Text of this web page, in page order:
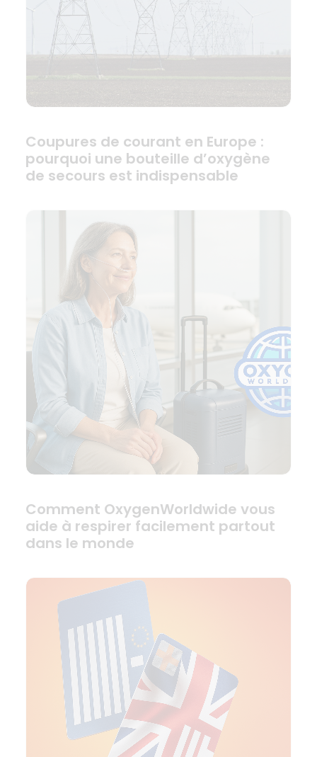
Coupures de courant en Europe :
pourquoi une bouteille d’oxygène
de secours est indispensable
Comment OxygenWorldwide vous
aide à respirer facilement partout
dans le monde